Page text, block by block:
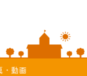
・動画